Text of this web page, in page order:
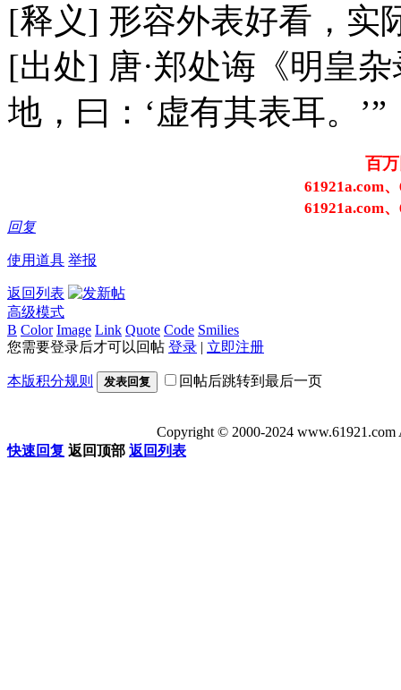
[释义] 形容外表好看，实
[出处] 唐·郑处诲《明皇
地，曰：‘虚有其表耳。’”
百
61921a.com
61921a.com
回复
使用道具 举报
返回列表
高级模式
B Color Image Link Quote Code Smilies
您需要登录后才可以回帖 登录 | 立即注册
本版积分规则 发表回复 回帖后跳转到最后一页
Copyright © 2000-2024
快速回复 返回顶部 返回列表